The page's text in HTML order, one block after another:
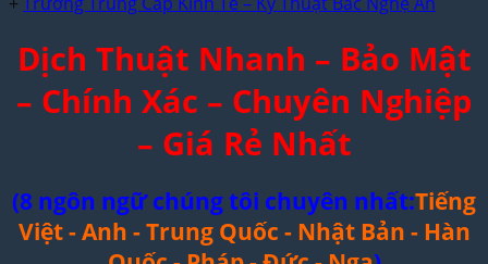
Dịch Thuật Nhanh – Bảo Mật
– Chính Xác – Chuyên Nghiệp
– Giá Rẻ Nhất
(8 ngôn ngữ chúng tôi chuyên nhất:Tiếng
Việt - Anh - Trung Quốc - Nhật Bản - Hàn